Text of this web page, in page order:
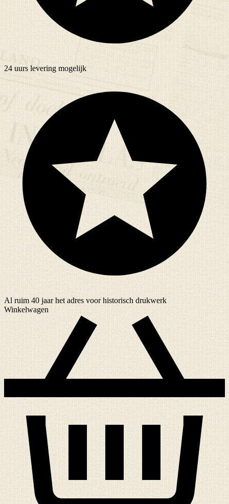
24 uurs levering mogelijk
Al ruim 40 jaarhet adres voor historisch drukwerk
Winkelwagen